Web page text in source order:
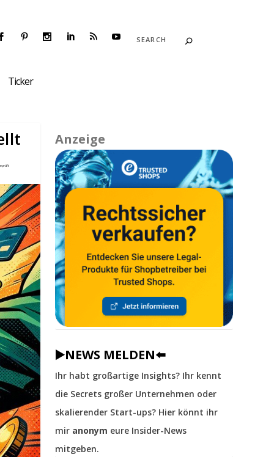
Ticker
Anzeige
▶️NEWS MELDEN⬅️
Ihr habt großartige Insights? Ihr kennt
die Secrets großer Unternehmen oder
skalierender Start-ups? Hier könnt ihr
mir anonym eure Insider-News
mitgeben.